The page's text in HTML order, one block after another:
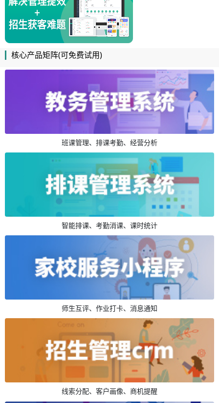
核心产品矩阵(可免费试用)
班课管理、排课考勤、经营分析
智能排课、考勤消课、课时统计
师生互评、作业打卡、消息通知
线索分配、客户画像、商机提醒